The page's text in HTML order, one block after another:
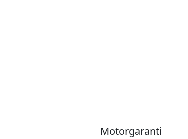
Motorgaranti